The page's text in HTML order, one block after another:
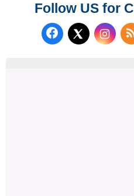
Follow US for
Follow us on
Follow us